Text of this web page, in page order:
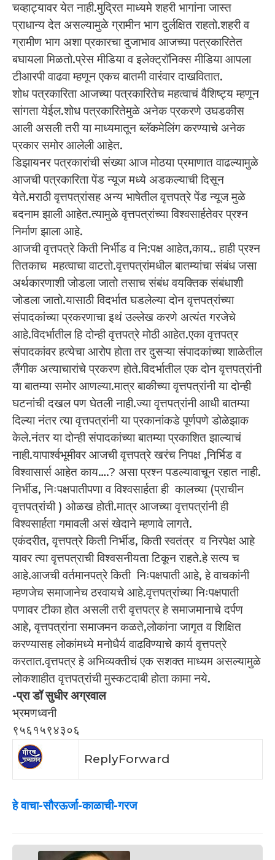
चव्हाट्यावर येत नाही.मुद्रित माध्यमे शहरी भागांना जास्त
प्राधान्य देत असल्यामुळे ग्रामीन भाग दुर्लक्षित राहतो.शहरी व
ग्रामीण भाग अशा प्रकारचा दुजाभाव आजच्या पत्रकारितेत
बघायला मिळतो.प्रेस मीडिया व इलेक्ट्रॉनिक्स मीडिया आपला
टीआरपी वाढवा म्हणून एकच बातमी वारंवार दाखवितात.
शोध पत्रकारिता आजच्या पत्रकारितेच महत्वाचं वैशिष्ट्य म्हणून
सांगता येईल.शोध पत्रकारितेमुळे अनेक प्रकरणे उघडकीस
आली असली तरी या माध्यमातून ब्लॅकमेलिंग करण्याचे अनेक
प्रकार समोर आलेली आहेत.
डिझायनर पत्रकारांची संख्या आज मोठया प्रमाणात वाढल्यामुळे
आजची पत्रकारिता पेंड न्यूज मध्ये अडकल्याची दिसून
येते.मराठी वृत्तपत्रांसह अन्य भाषेतील वृत्तपत्रे पेंड न्यूज मुळे
बदनाम झाली आहेत.त्यामुळे वृत्तपत्रांच्या विश्वसार्हतेवर प्रश्न
निर्माण झाला आहे.
आजची वृत्तपत्रे किती निर्भीड व नि:पक्ष आहेत,काय.. हाही प्रश्न
तितकाच महत्वाचा वाटतो.वृत्तपत्रांमधील बातम्यांचा संबंध जसा
अर्थकारणाशी जोडला जातो तसाच संबंध वयक्तिक संबंधाशी
जोडला जातो.यासाठी विदर्भात घडलेल्या दोन वृत्तपत्रांच्या
संपादकांच्या प्रकरणाचा इथं उल्लेख करणे अत्यंत गरजेचे
आहे.विदर्भातील हि दोन्ही वृत्तपत्रे मोठी आहेत.एका वृत्तपत्र
संपादकांवर हत्येचा आरोप होता तर दुसऱ्या संपादकांच्या शाळेतील
लैंगीक अत्याचारांचे प्रकरण होते.विदर्भातील एक दोन वृत्तपत्रांनी
या बातम्या समोर आणल्या.मात्र बाकीच्या वृत्तपत्रांनी या दोन्ही
घटनांची दखल पण घेतली नाही.ज्या वृत्तपत्रांनी आधी बातम्या
दिल्या नंतर त्या वृत्तपत्रांनी या प्रकानांकडे पूर्णपणे डोळेझाक
केले.नंतर या दोन्ही संपादकांच्या बातम्या प्रकाशित झाल्याचं
नाही.यापार्श्वभूमीवर आजची वृत्तपत्रे खरंच निपक्ष ,निर्भिड व
विश्वासार्स आहेत काय….? असा प्रश्न पडल्यावाचून रहात नाही.
निर्भीड, निःपक्षपातीपणा व विश्वसार्हता ही कालच्या (प्राचीन
वृत्तपत्रांची ) ओळख होती.मात्र आजच्या वृत्तपत्रांनी ही
विश्वसार्हता गमावली असं खेदाने म्हणावे लागते.
एकंदरीत, वृत्तपत्रे किती निर्भीड, किती स्वतंत्र व निरपेक्ष आहे
यावर त्या वृत्तपत्राची विश्वसनीयता टिकून राहते.हे सत्य च
आहे.आजची वर्तमानपत्रे किती निःपक्षपाती आहे, हे वाचकांनी
म्हणजेच समाजानेच ठरवायचे आहे.वृत्तपत्रांच्या निःपक्षपाती
पणावर टीका होत असली तरी वृत्तपत्र हे समाजमानाचे दर्पण
आहे, वृत्तपत्रांना समाजमन कळते,लोकांना जागृत व शिक्षित
करण्यासह लोकांमध्ये मनोधैर्य वाढविण्याचे कार्य वृत्तपत्रे
करतात.वृत्तपत्र हे अभिव्यक्तीचं एक सशक्त माध्यम असल्यामुळे
लोकशाहीत वृत्तपत्रांची मुस्कटदाबी होता कामा नये.
-प्रा डॉ सुधीर अग्रवाल
भ्रमणध्वनी
९५६१५९४३०६
ReplyForward
हे वाचा-सौरऊर्जा-काळाची-गरज